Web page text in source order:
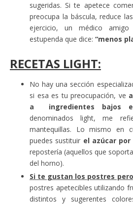
sugeridas. Si te apetece
preocupa la báscula, reduce
ejercicio, un médico
estupenda que dice: “menos
RECETAS LIGHT:
No hay una sección
si esa es tu preocupación, ve
a ingredientes bajos
denominados light, me
mantequillas. Lo mismo en
puedes sustituir el azúcar
repostería (aquellos que
del horno).
Si te gustan los postres
postres apetecibles utilizando
distintos y sugerentes